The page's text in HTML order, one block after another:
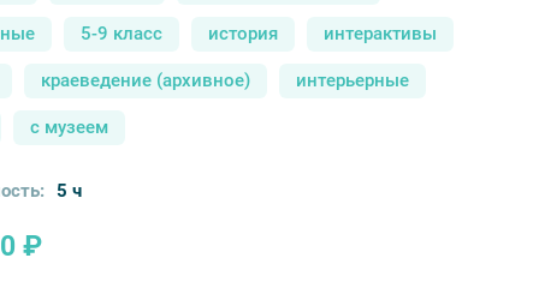
5-9 класс история интерактивы
краеведение (архивное) интерьерные
с музеем
₽
5 ч